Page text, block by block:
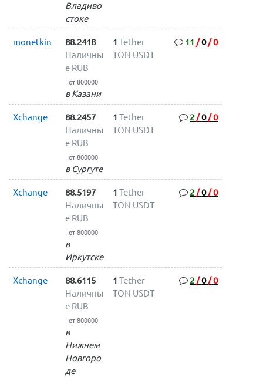
Владиво
стоке
monetkin
88.2418
Наличны
е RUB
от 800000
в Казани
1 Tether
TON USDT
11 /0/0
Xchange
88.2457
Наличны
е RUB
от 800000
в Сургуте
1 Tether
TON USDT
2 /0/0
Xchange
88.5197
Наличны
е RUB
от 800000
в
Иркутске
1 Tether
TON USDT
2 /0/0
Xchange
88.6115
Наличны
е RUB
от 800000
в
Нижнем
Новгоро
де
1 Tether
TON USDT
2 /0/0